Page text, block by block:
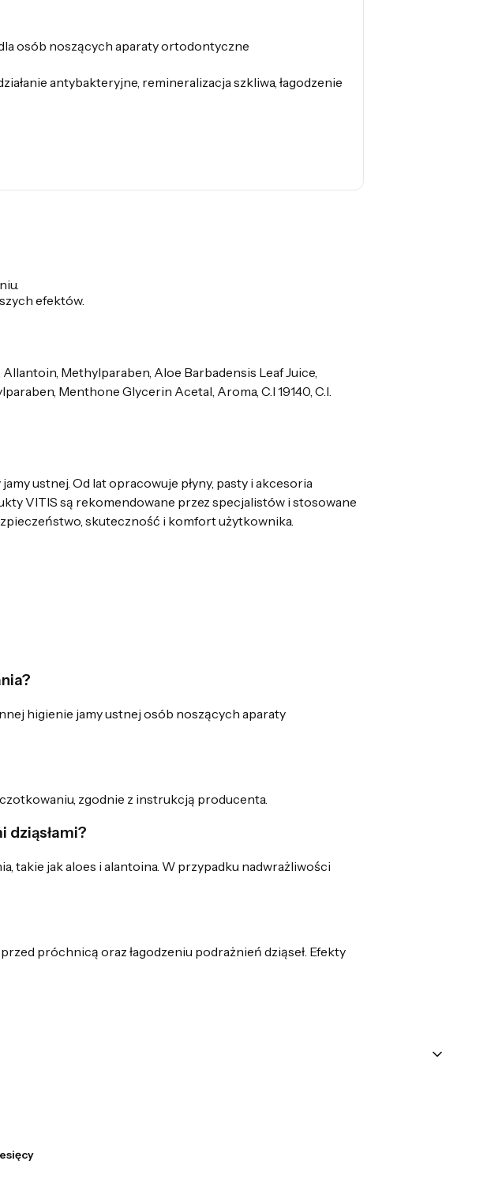
osób noszących aparaty ortodontyczne
antybakteryjne, remineralizacja szkliwa, łagodzenie
efektów.
Methylparaben, Aloe Barbadensis Leaf Juice,
Menthone Glycerin Acetal, Aroma, C.I 19140, C.I.
ustnej. Od lat opracowuje płyny, pasty i akcesoria
VITIS są rekomendowane przez specjalistów i stosowane
skuteczność i komfort użytkownika.
higienie jamy ustnej osób noszących aparaty
zgodnie z instrukcją producenta.
dziąsłami?
takie jak aloes i alantoina. W przypadku nadwrażliwości
próchnicą oraz łagodzeniu podrażnień dziąseł. Efekty